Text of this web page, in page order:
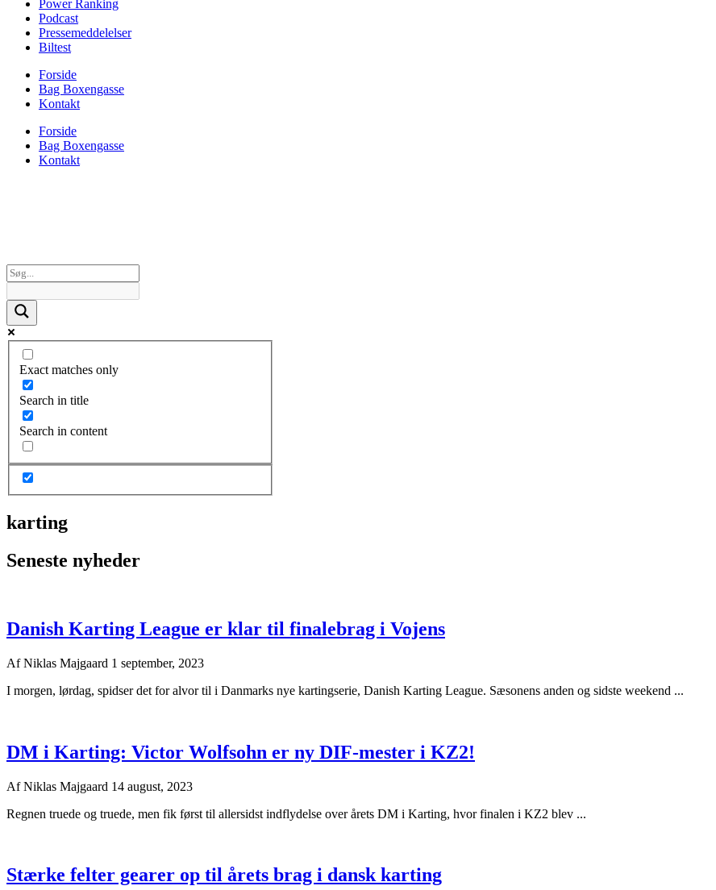
Power Ranking
Podcast
Pressemeddelelser
Biltest
Forside
Bag Boxengasse
Kontakt
Forside
Bag Boxengasse
Kontakt
Exact matches only
Search in title
Search in content
karting
Seneste nyheder
Danish Karting League er klar til finalebrag i Vojens
AfNiklas Majgaard 1 september, 2023
I morgen, lørdag, spidser det for alvor til i Danmarks nye kartingserie, Danish Karting League. Sæsonens anden og sidste weekend ...
DM i Karting: Victor Wolfsohn er ny DIF-mester i KZ2!
AfNiklas Majgaard 14 august, 2023
Regnen truede og truede, men fik først til allersidst indflydelse over årets DM i Karting, hvor finalen i KZ2 blev ...
Stærke felter gearer op til årets brag i dansk karting